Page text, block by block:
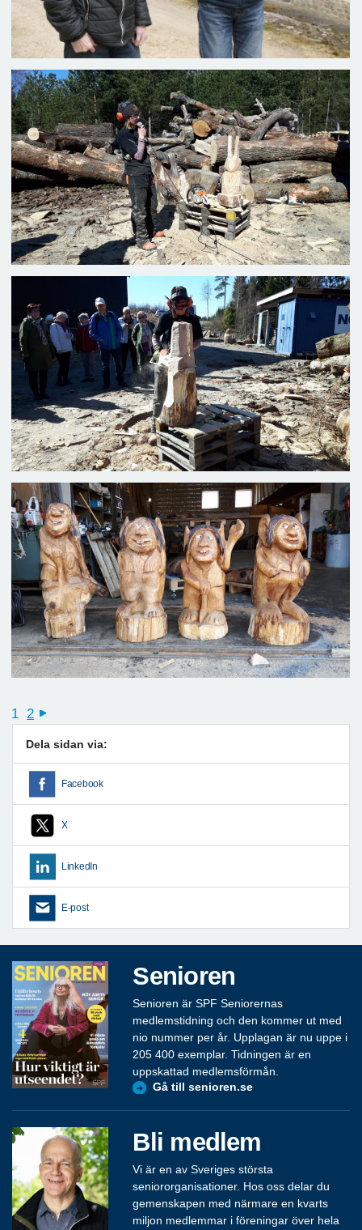
1 2 next
Dela sidan via:
Facebook
X
LinkedIn
E-post
Senioren
Senioren är SPF Seniorernas
medlemstidning och den kommer ut med
nio nummer per år. Upplagan är nu uppe i
205 400 exemplar. Tidningen är en
uppskattad medlemsförmån.
Gå till senioren.se
Bli medlem
Vi är en av Sveriges största
seniororganisationer. Hos oss delar du
gemenskapen med närmare en kvarts
miljon medlemmar i föreningar över hela